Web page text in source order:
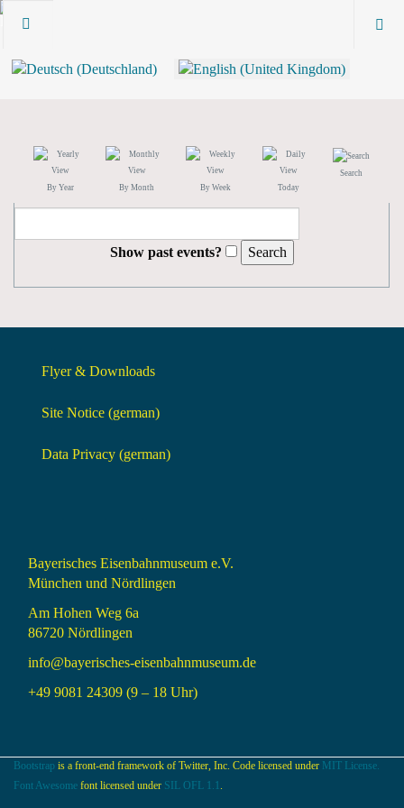
By Year By Month By Week Today
Search
Show past events?
Flyer & Downloads
Site Notice (german)
Data Privacy (german)
Bayerisches Eisenbahnmuseum e.V.
München und Nördlingen
Am Hohen Weg 6a
86720 Nördlingen
info@bayerisches-eisenbahnmuseum.de
+49 9081 24309 (9 – 18 Uhr)
Bootstrap is a front-end framework of Twitter, Inc. Code licensed under MIT License.
Font Awesome font licensed under SIL OFL 1.1 .